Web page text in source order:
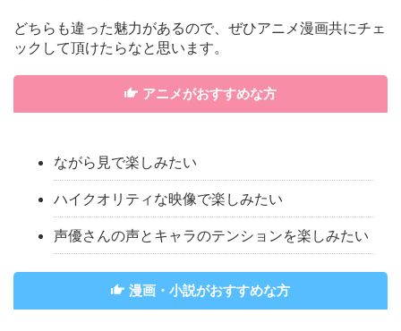
どちらも違った魅力があるので、ぜひアニメ漫画共にチェ
ックして頂けたらなと思います。
アニメがおすすめな方
ながら見で楽しみたい
ハイクオリティな映像で楽しみたい
声優さんの声とキャラのテンションを楽しみたい
漫画・小説がおすすめな方